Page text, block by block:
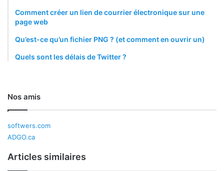
Comment créer un lien de courrier électronique sur une
page web
Qu’est-ce qu’un fichier PNG ? (et comment en ouvrir un)
Quels sont les délais de Twitter ?
Nos amis
softwers.com
ADGO.ca
Articles similaires